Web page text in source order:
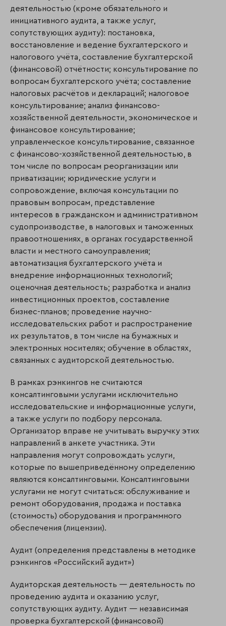
деятельностью (кроме обязательного и
инициативного аудита, а также услуг,
сопутствующих аудиту): постановка,
восстановление и ведение бухгалтерского и
налогового учёта, составление бухгалтерской
(финансовой) отчётности; консультирование по
вопросам бухгалтерского учёта; составление
налоговых расчётов и деклараций; налоговое
консультирование; анализ финансово-
хозяйственной деятельности, экономическое и
финансовое консультирование;
управленческое консультирование, связанное
с финансово-хозяйственной деятельностью, в
том числе по вопросам реорганизации или
приватизации; юридические услуги и
сопровождение, включая консультации по
правовым вопросам, представление
интересов в гражданском и административном
судопроизводстве, в налоговых и таможенных
правоотношениях, в органах государственной
власти и местного самоуправления;
автоматизация бухгалтерского учёта и
внедрение информационных технологий;
оценочная деятельность; разработка и анализ
инвестиционных проектов, составление
бизнес-планов; проведение научно-
исследовательских работ и распространение
их результатов, в том числе на бумажных и
электронных носителях; обучение в областях,
связанных с аудиторской деятельностью.
В рамках рэнкингов не считаются
консалтинговыми услугами исключительно
исследовательские и информационные услуги,
а также услуги по подбору персонала.
Организатор вправе не учитывать выручку этих
направлений в анкете участника. Эти
направления могут сопровождать услуги,
которые по вышеприведённому определению
являются консалтинговыми. Консалтинговыми
услугами не могут считаться: обслуживание и
ремонт оборудования, продажа и поставка
(стоимость) оборудования и программного
обеспечения (лицензии).
Аудит (определения представлены в методике
рэнкингов «Российский аудит»)
Аудиторская деятельность — деятельность по
проведению аудита и оказанию услуг,
сопутствующих аудиту. Аудит — независимая
проверка бухгалтерской (финансовой)